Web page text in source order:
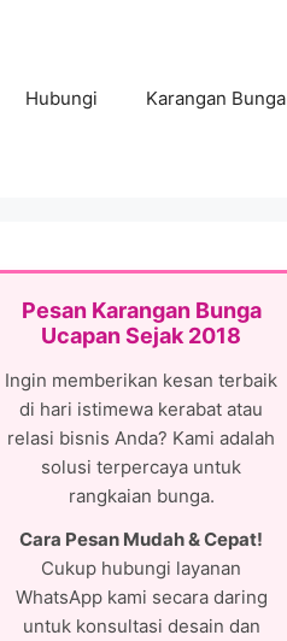
Hubungi Karangan Bunga
Pesan Karangan Bunga
Ucapan Sejak 2018
Ingin memberikan kesan terbaik
di hari istimewa kerabat atau
relasi bisnis Anda? Kami adalah
solusi terpercaya untuk
rangkaian bunga.
Cara Pesan Mudah & Cepat!
Cukup hubungi layanan
WhatsApp kami secara daring
untuk konsultasi desain dan